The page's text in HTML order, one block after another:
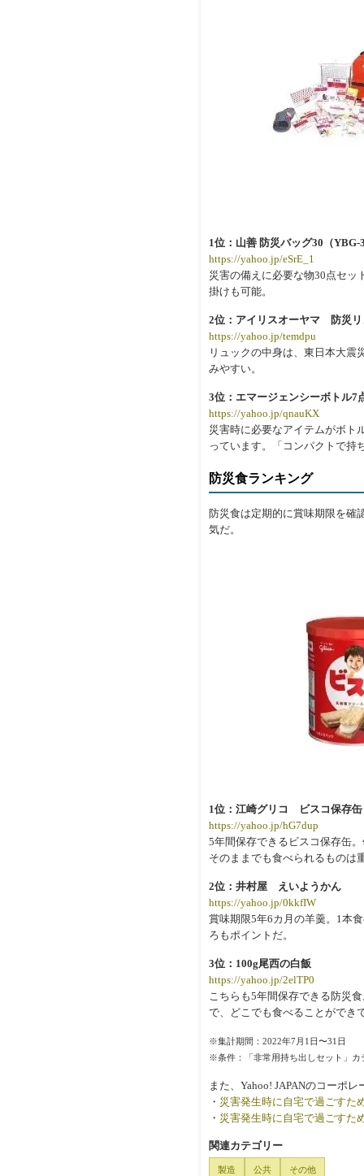
1位：山善 防災バッグ30（YBG-
https://yahoo.jp/eSrE_1
災害の備えに必要な物30点セッ
掛けも可能。
2位：アイリスオーヤマ 防災リ
https://yahoo.jp/temdpu
リュックの中身は、東日本大震
みやすい。
3位：エマージェンシーボトル7
https://yahoo.jp/qnauKX
災害時に必要なアイテムがボト
っています。「コンパクトで持
防災食ランキング
防災食は定期的に賞味期限を確
気だ。
1位：江崎グリコ ビスコ保存缶
https://yahoo.jp/hG7dup
5年間保存できるビスコ保存缶
そのままでも食べられるものは
2位：井村屋 えいようかん
https://yahoo.jp/0kkfIW
賞味期限5年6カ月の羊羹。1本
ろもポイントだ。
3位：100g尾西の白飯
https://yahoo.jp/2elTP0
こちらも5年間保存できる防災
で、どこでも食べることができ
※集計期間：2022年7月1日〜31日
※条件：「非常用持ち出しセット」カ
また、Yahoo! JAPANのコーポ
・ 災害発生時に自宅で過ごす
・ 災害発生時に自宅で過ごす
関連カテゴリー
製造 公共 その他